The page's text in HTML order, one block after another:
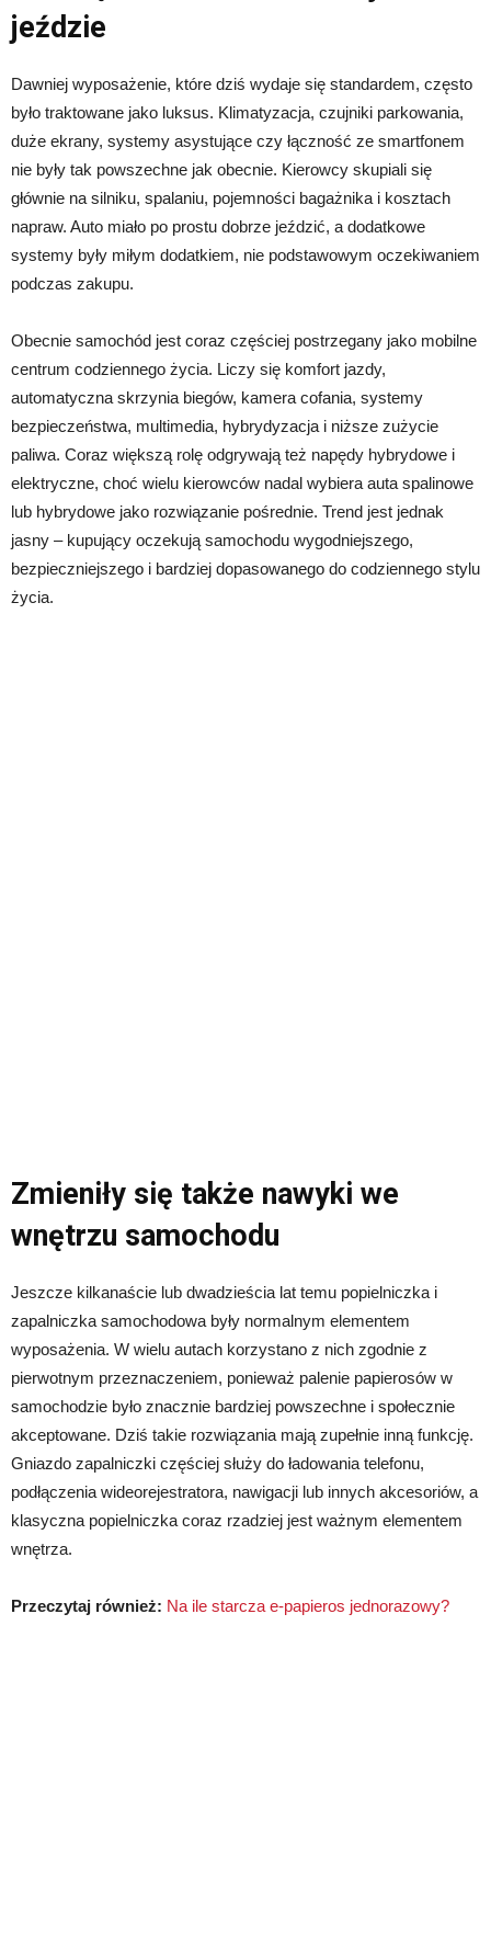
jeździe
Dawniej wyposażenie, które dziś wydaje się standardem, często
było traktowane jako luksus. Klimatyzacja, czujniki parkowania,
duże ekrany, systemy asystujące czy łączność ze smartfonem
nie były tak powszechne jak obecnie. Kierowcy skupiali się
głównie na silniku, spalaniu, pojemności bagażnika i kosztach
napraw. Auto miało po prostu dobrze jeździć, a dodatkowe
systemy były miłym dodatkiem, nie podstawowym oczekiwaniem
podczas zakupu.
Obecnie samochód jest coraz częściej postrzegany jako mobilne
centrum codziennego życia. Liczy się komfort jazdy,
automatyczna skrzynia biegów, kamera cofania, systemy
bezpieczeństwa, multimedia, hybrydyzacja i niższe zużycie
paliwa. Coraz większą rolę odgrywają też napędy hybrydowe i
elektryczne, choć wielu kierowców nadal wybiera auta spalinowe
lub hybrydowe jako rozwiązanie pośrednie. Trend jest jednak
jasny – kupujący oczekują samochodu wygodniejszego,
bezpieczniejszego i bardziej dopasowanego do codziennego stylu
życia.
Zmieniły się także nawyki we
wnętrzu samochodu
Jeszcze kilkanaście lub dwadzieścia lat temu popielniczka i
zapalniczka samochodowa były normalnym elementem
wyposażenia. W wielu autach korzystano z nich zgodnie z
pierwotnym przeznaczeniem, ponieważ palenie papierosów w
samochodzie było znacznie bardziej powszechne i społecznie
akceptowane. Dziś takie rozwiązania mają zupełnie inną funkcję.
Gniazdo zapalniczki częściej służy do ładowania telefonu,
podłączenia wideorejestratora, nawigacji lub innych akcesoriów, a
klasyczna popielniczka coraz rzadziej jest ważnym elementem
wnętrza.
Przeczytaj również: Na ile starcza e-papieros jednorazowy?